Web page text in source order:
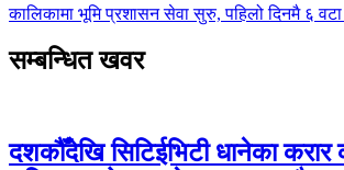
कालिकामा भूमि प्रशासन सेवा सुरु, पहिलो दिनमै ६ वटा
सम्बन्धित खवर
दशकौँदेखि सिटिईभिटी धानेका करार